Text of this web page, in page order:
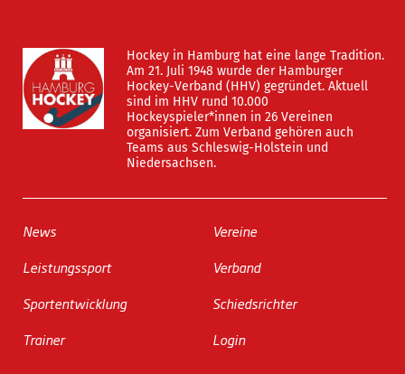
Hockey in Hamburg hat eine lange Tradition.
Am 21. Juli 1948 wurde der Hamburger
Hockey-Verband (HHV) gegründet. Aktuell
sind im HHV rund 10.000
Hockeyspieler*innen in 26 Vereinen
organisiert. Zum Verband gehören auch
Teams aus Schleswig-Holstein und
Niedersachsen.
News
Leistungssport
Sportentwicklung
Trainer
Vereine
Verband
Schiedsrichter
Login